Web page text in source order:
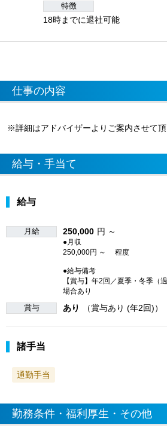
特徴
18時までに退社可能
仕事の内容
※詳細はアドバイザーよりご案内させて頂
給与・手当て
給与
月給 250,000 円 ～
●月収
250,000円 ～ 程度
●給与備考
【賞与】年2回／夏季・冬季
場合あり
賞与 あり （賞与あり (年2回)）
諸手当
通勤手当
勤務条件・福利厚生・その他